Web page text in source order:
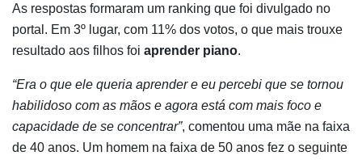
As respostas formaram um ranking que foi divulgado no
portal. Em 3º lugar, com 11% dos votos, o que mais trouxe
resultado aos filhos foi aprender piano.
“Era o que ele queria aprender e eu percebi que se tornou
habilidoso com as mãos e agora está com mais foco e
capacidade de se concentrar”, comentou uma mãe na faixa
de 40 anos. Um homem na faixa de 50 anos fez o seguinte